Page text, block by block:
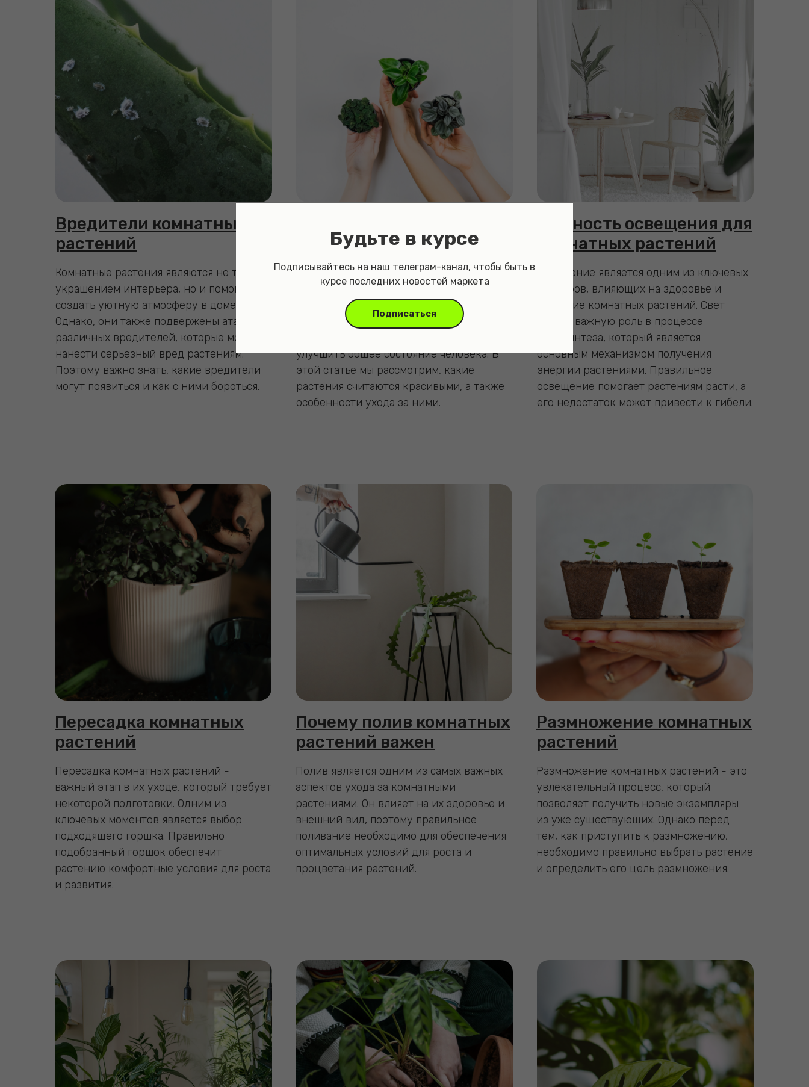
Будьте в курсе
Подписывайтесь на наш телеграм-канал, чтобы быть в
курсе последних новостей маркета
Подписаться
Вредители комнатных
растений
Комнатные растения являются не только
украшением интерьера, но и помогают
создать уютную атмосферу в доме.
Однако, они также подвержены атакам
различных вредителей, которые могут
нанести серьезный вред растениям.
Поэтому важно знать, какие вредители
могут появиться и как с ними бороться.
растения
Красивые комнатные растения являются
не только украшением интерьера, но и
способом создать уютную атмосферу в
доме. Они не только очищают воздух, но
улучшить общее состояние человека. В
этой статье мы рассмотрим, какие
растения считаются красивыми, а также
особенности ухода за ними.
Освещение является одним из ключевых
факторов, влияющих на здоровье и
развитие комнатных растений. Свет
играет важную роль в процессе
фотосинтеза, который является
основным механизмом получения
энергии растениями. Правильное
освещение помогает растениям расти, а
его недостаток может привести к гибели.
Важность освещения для
комнатных растений
Пересадка комнатных
растений
Пересадка комнатных растений -
важный этап в их уходе, который требует
некоторой подготовки. Одним из
ключевых моментов является выбор
подходящего горшка. Правильно
подобранный горшок обеспечит
растению комфортные условия для роста
и развития.
Почему полив комнатных
растений важен
Полив является одним из самых важных
аспектов ухода за комнатными
растениями. Он влияет на их здоровье и
внешний вид, поэтому правильное
поливание необходимо для обеспечения
оптимальных условий для роста и
процветания растений.
Размножение комнатных растений - это
увлекательный процесс, который
позволяет получить новые экземпляры
из уже существующих. Однако перед
тем, как приступить к размножению,
необходимо правильно выбрать растение
и определить его цель размножения.
Размножение комнатных
растений